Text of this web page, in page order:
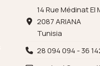
14 Rue Médinat
2087 ARIANA
Tunisia
28 094 094 - 36